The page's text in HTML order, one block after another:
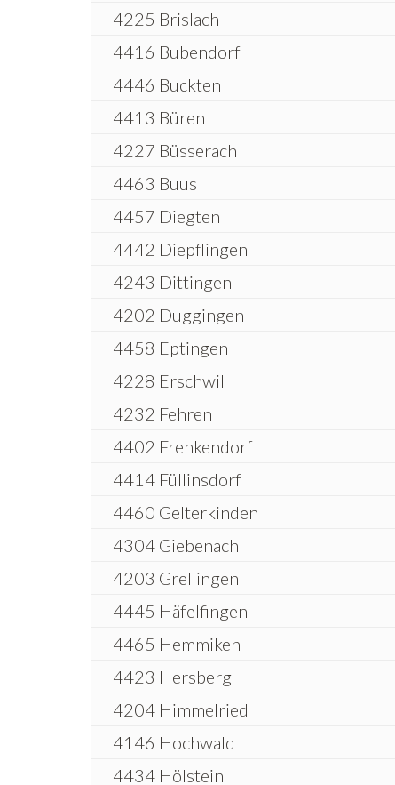
4225 Brislach
4416 Bubendorf
4446 Buckten
4413 Büren
4227 Büsserach
4463 Buus
4457 Diegten
4442 Diepflingen
4243 Dittingen
4202 Duggingen
4458 Eptingen
4228 Erschwil
4232 Fehren
4402 Frenkendorf
4414 Füllinsdorf
4460 Gelterkinden
4304 Giebenach
4203 Grellingen
4445 Häfelfingen
4465 Hemmiken
4423 Hersberg
4204 Himmelried
4146 Hochwald
4434 Hölstein